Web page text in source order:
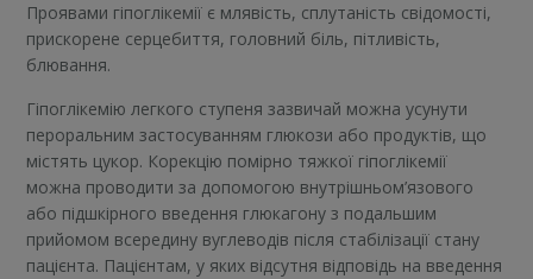
Проявами гіпоглікемії є млявість, сплутаність свідомості,
прискорене серцебиття, головний біль, пітливість,
блювання.
Гіпоглікемію легкого ступеня зазвичай можна усунути
пероральним застосуванням глюкози або продуктів, що
містять цукор. Корекцію помірно тяжкої гіпоглікемії
можна проводити за допомогою внутрішньом’язового
або підшкірного введення глюкагону з подальшим
прийомом всередину вуглеводів після стабілізації стану
пацієнта. Пацієнтам, у яких відсутня відповідь на введення